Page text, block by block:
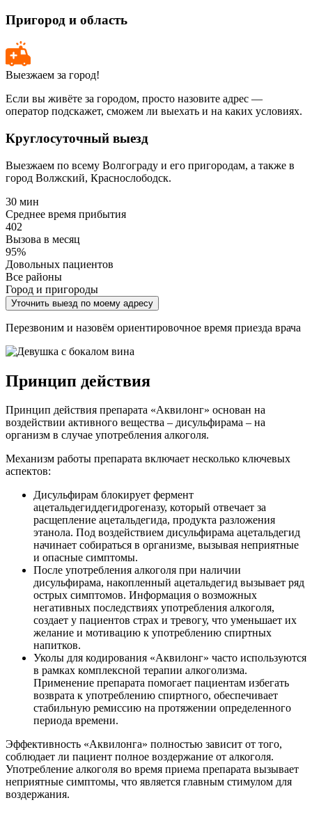
Пригород и область
Выезжаем за город!
Если вы живёте за городом, просто назовите адрес —
оператор подскажет, сможем ли выехать и на каких условиях.
Круглосуточный выезд
Выезжаем по всему Волгограду и его пригородам, а также в
город Волжский, Краснослободск.
30 мин
Среднее время прибытия
402
Вызова в месяц
95%
Довольных пациентов
Все районы
Город и пригороды
Уточнить выезд по моему адресу
Перезвоним и назовём ориентировочное время приезда врача
Принцип действия
Принцип действия препарата «Аквилонг» основан на
воздействии активного вещества – дисульфирама – на
организм в случае употребления алкоголя.
Механизм работы препарата включает несколько ключевых
аспектов:
Дисульфирам блокирует фермент
ацетальдегиддегидрогеназу, который отвечает за
расщепление ацетальдегида, продукта разложения
этанола. Под воздействием дисульфирама ацетальдегид
начинает собираться в организме, вызывая неприятные
и опасные симптомы.
После употребления алкоголя при наличии
дисульфирама, накопленный ацетальдегид вызывает ряд
острых симптомов. Информация о возможных
негативных последствиях употребления алкоголя,
создает у пациентов страх и тревогу, что уменьшает их
желание и мотивацию к употреблению спиртных
напитков.
Уколы для кодирования «Аквилонг» часто используются
в рамках комплексной терапии алкоголизма.
Применение препарата помогает пациентам избегать
возврата к употреблению спиртного, обеспечивает
стабильную ремиссию на протяжении определенного
периода времени.
Эффективность «Аквилонга» полностью зависит от того,
соблюдает ли пациент полное воздержание от алкоголя.
Употребление алкоголя во время приема препарата вызывает
неприятные симптомы, что является главным стимулом для
воздержания.